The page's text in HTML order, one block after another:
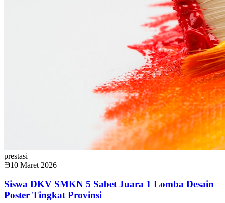
prestasi
10 Maret 2026
Siswa DKV SMKN 5 Sabet Juara 1 Lomba Desain
Poster Tingkat Provinsi